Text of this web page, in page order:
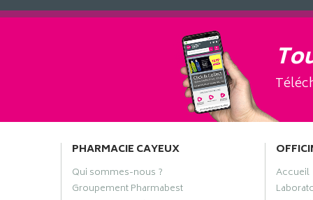
PHARMACIE CAYEUX
Qui sommes-nous ?
Groupement Pharmabest
Accueil